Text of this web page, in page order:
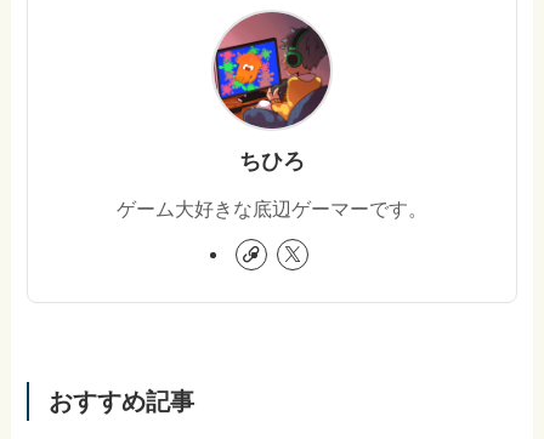
ちひろ
ゲーム大好きな底辺ゲーマーです。
おすすめ記事